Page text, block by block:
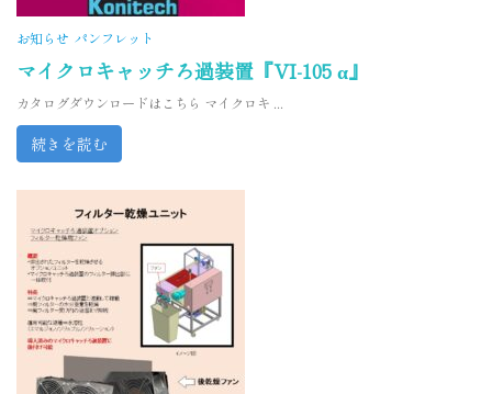
お知らせ パンフレット
マイクロキャッチろ過装置『VI-105 α』
カタログダウンロードはこちら マイクロキ ...
続きを読む